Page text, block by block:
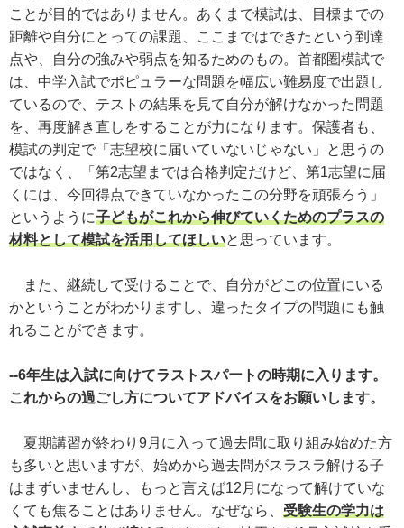
ことが目的ではありません。あくまで模試は、目標までの
距離や自分にとっての課題、ここまではできたという到達
点や、自分の強みや弱点を知るためのもの。首都圏模試で
は、中学入試でポピュラーな問題を幅広い難易度で出題し
ているので、テストの結果を見て自分が解けなかった問題
を、再度解き直しをすることが力になります。保護者も、
模試の判定で「志望校に届いていないじゃない」と思うの
ではなく、「第2志望までは合格判定だけど、第1志望に届
くには、今回得点できていなかったこの分野を頑張ろう」
というように子どもがこれから伸びていくためのプラスの
材料として模試を活用してほしいと思っています。
また、継続して受けることで、自分がどこの位置にいる
かということがわかりますし、違ったタイプの問題にも触
れることができます。
--6年生は入試に向けてラストスパートの時期に入ります。
これからの過ごし方についてアドバイスをお願いします。
夏期講習が終わり9月に入って過去問に取り組み始めた方
も多いと思いますが、始めから過去問がスラスラ解ける子
はまずいませんし、もっと言えば12月になって解けていな
くても焦ることはありません。なぜなら、 受験生の学力は